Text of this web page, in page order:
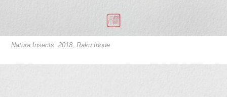
Natura Insects, 2018, Raku Inoue